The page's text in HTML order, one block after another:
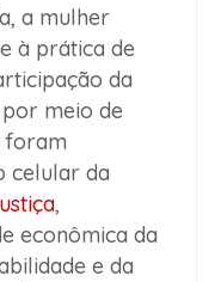
a mulher
à prática de
da
meio de
foram
celular da
,
econômica da
e da